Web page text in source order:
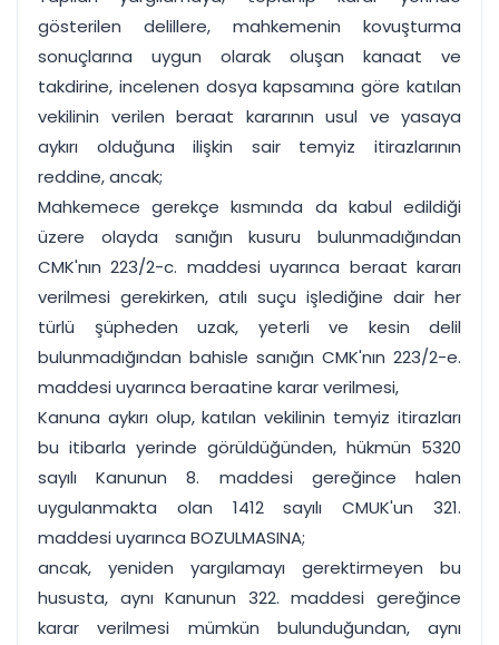
gösterilen delillere, mahkemenin kovuşturma
sonuçlarına uygun olarak oluşan kanaat ve
takdirine, incelenen dosya kapsamına göre katılan
vekilinin verilen beraat kararının usul ve yasaya
aykırı olduğuna ilişkin sair temyiz itirazlarının
reddine, ancak;
Mahkemece gerekçe kısmında da kabul edildiği
üzere olayda sanığın kusuru bulunmadığından
CMK'nın 223/2-c. maddesi uyarınca beraat kararı
verilmesi gerekirken, atılı suçu işlediğine dair her
türlü şüpheden uzak, yeterli ve kesin delil
bulunmadığından bahisle sanığın CMK'nın 223/2-e.
maddesi uyarınca beraatine karar verilmesi,
Kanuna aykırı olup, katılan vekilinin temyiz itirazları
bu itibarla yerinde görüldüğünden, hükmün 5320
sayılı Kanunun 8. maddesi gereğince halen
uygulanmakta olan 1412 sayılı CMUK'un 321.
maddesi uyarınca BOZULMASINA;
ancak, yeniden yargılamayı gerektirmeyen bu
hususta, aynı Kanunun 322. maddesi gereğince
karar verilmesi mümkün bulunduğundan, aynı